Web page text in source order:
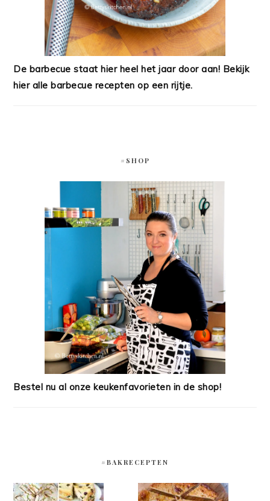
De barbecue staat hier heel het jaar door aan! Bekijk
hier alle barbecue recepten op een rijtje.
#SHOP
Bestel nu al onze keukenfavorieten in de shop!
#BAKRECEPTEN